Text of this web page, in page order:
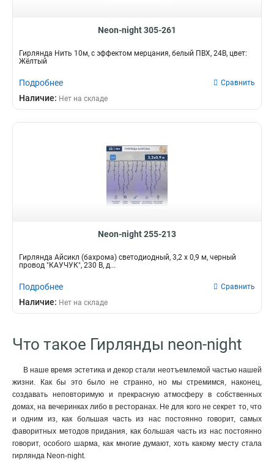
Neon-night 305-261
Гирлянда Нить 10м, с эффектом мерцания, белый ПВХ, 24В, цвет:
Жёлтый
Подробнее Сравнить
Наличие: Нет на складе
Neon-night 255-213
Гирлянда Айсикл (бахрома) светодиодный, 3,2 х 0,9 м, черный
провод "КАУЧУК", 230 В, д...
Подробнее Сравнить
Наличие: Нет на складе
Что такое Гирлянды neon-night
В наше время эстетика и декор стали неотъемлемой частью нашей
жизни. Как бы это было не странно, но мы стремимся, наконец,
создавать неповторимую и прекрасную атмосферу в собственных
домах, на вечеринках либо в ресторанах. Не для кого не секрет то, что
и одним из, как большая часть из нас постоянно говорит, самых
фаворитных методов придания, как большая часть из нас постоянно
говорит, особого шарма, как многие думают, хоть какому месту стала
гирлянда Neon-night.